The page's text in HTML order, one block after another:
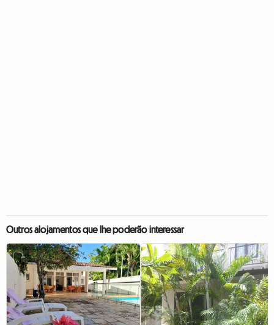
Outros alojamentos que lhe poderão interessar